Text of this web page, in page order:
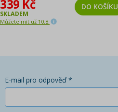
339 Kč
SKLADEM
Můžete mít už 10.8.
DO KOŠÍKU
E-mail pro odpověď *